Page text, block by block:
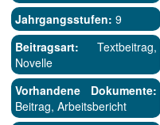
Jahrgangsstufen: 9
Beitragsart: Textbeitrag,
Novelle
Vorhandene Dokumente:
Beitrag, Arbeitsbericht